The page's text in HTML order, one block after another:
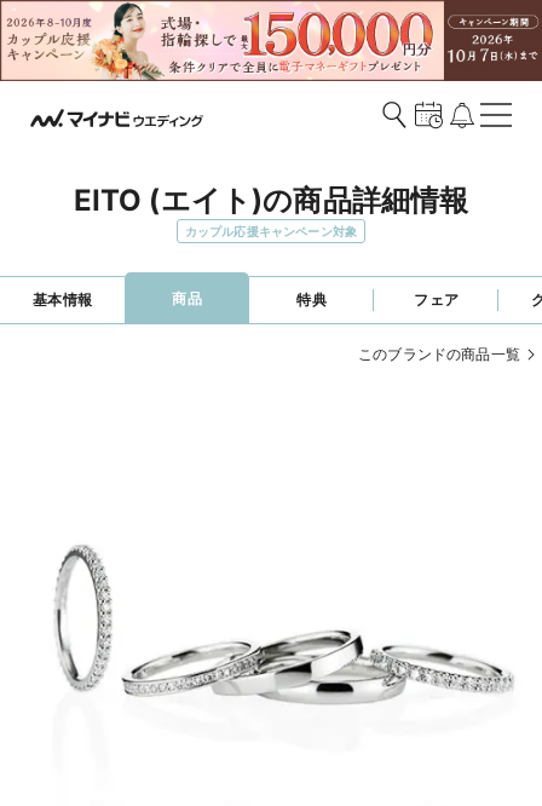
EITO (エイト)の商品詳細情報
カップル応援キャンペーン対象
基本情報 商品 特典 フェア
このブランドの商品一覧